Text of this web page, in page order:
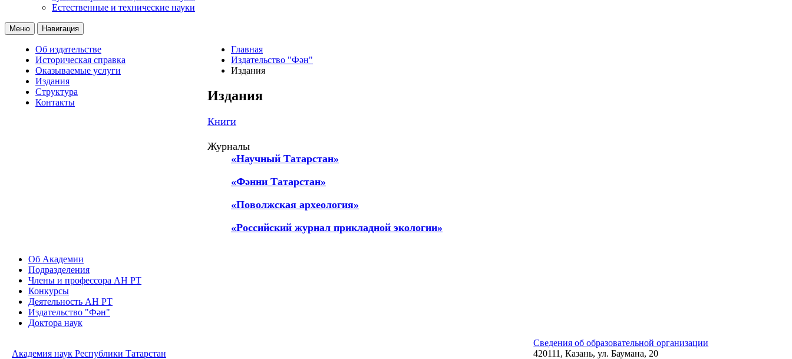
Естественные и технические науки
Меню Навигация
Об издательстве
Историческая справка
Оказываемые услуги
Издания
Структура
Контакты
Главная
Издательство "Фән"
Издания
Издания
Книги
Журналы
«Научный Татарстан»
«Фәнни Татарстан»
«Поволжская археология»
«Российский журнал прикладной экологии»
Об Академии
Подразделения
Члены и профессора АН РТ
Конкурсы
Деятельность АН РТ
Издательство "Фән"
Доктора наук
Академия наук Республики Татарстан
Сведения об образовательной организации
420111, Казань, ул. Баумана, 20